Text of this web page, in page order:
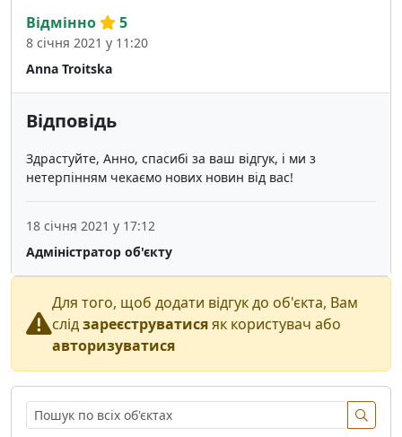
Anna Troitska
Відмінно 5
8 січня 2021 у 11:20
Відповідь
Здрастуйте, Анно, спасибі за ваш відгук, і ми з
нетерпінням чекаємо нових новин від вас!
Адміністратор об'єкту
18 січня 2021 у 17:12
Для того, щоб додати відгук до об'єкта, Вам
слідзареєструватисяяк користувач або
авторизуватися